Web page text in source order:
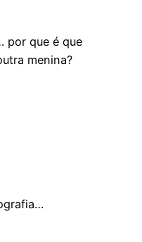
por que é que
menina?